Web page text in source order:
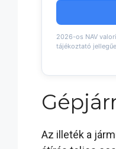
2026-os NAV
tájékoztató
Az illeték a